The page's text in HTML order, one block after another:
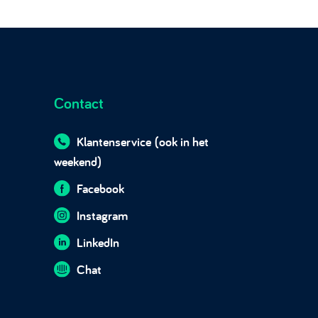
Contact
Klantenservice (ook in het
weekend)
Facebook
Instagram
LinkedIn
Chat